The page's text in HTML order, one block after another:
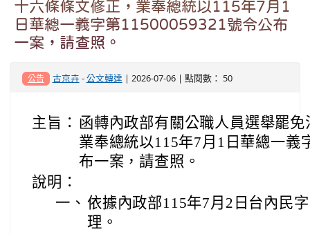
十六條條文修正，業奉總統以115年7月1
日華總一義字第11500059321號令公布
一案，請查照。
公告 古京卉-公文轉達 | 2026-07-06 | 點閱數： 50
主旨： 函轉內政部有關公職人員選舉罷
業奉總統以115年7月1日華總一義
布一案，請查照。
說明：
一、 依據內政部115年7月2日台內民
理。